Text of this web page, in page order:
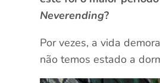
Neverending?
Por vezes, a vida
não temos estado a